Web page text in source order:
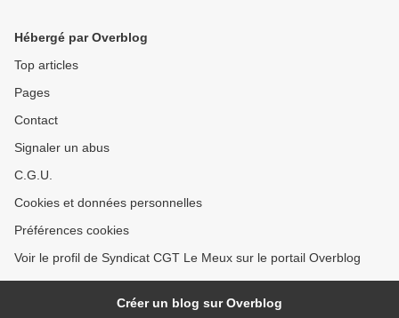
Hébergé par Overblog
Top articles
Pages
Contact
Signaler un abus
C.G.U.
Cookies et données personnelles
Préférences cookies
Voir le profil de Syndicat CGT Le Meux sur le portail Overblog
Créer un blog sur Overblog